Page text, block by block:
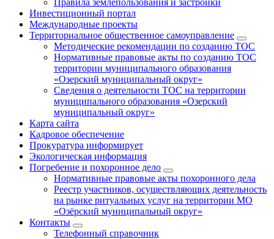
Правила землепользования и застройки
Инвестиционный портал
Международные проекты
Территориальное общественное самоуправление
Методические рекомендации по созданию ТОС
Нормативные правовые акты по созданию ТОС
территории муниципального образования
«Озерский муниципальный округ»
Сведения о деятельности ТОС на территории
муниципального образования «Озерский
муниципальный округ»
Карта сайта
Кадровое обеспечение
Прокуратура информирует
Экологическая информация
Погребение и похоронное дело
Нормативные правовые акты похоронного дела
Реестр участников, осуществляющих деятельность
на рынке ритуальных услуг на территории МО
«Озёрский муниципальный округ»
Контакты
Телефонный справочник